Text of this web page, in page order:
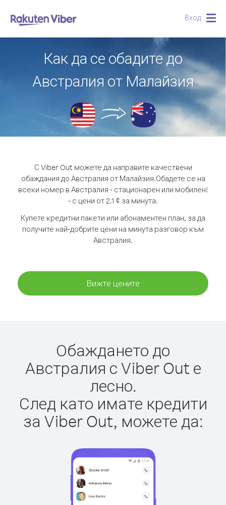
Вход
Как да се обадите до
Австралия от Малайзия
С Viber Out можете да направите качествени
обаждания до Австралия от Малайзия.Обадете се на
всеки номер в Австралия - стационарен или мобилен!
- с цени от 2.1 ¢ за минута.
Купете кредитни пакети или абонаментен план, за да
получите най-добрите цени на минута разговор към
Австралия.
Вижте цените
Обаждането до
Австралия с Viber Out е
лесно.
След като имате кредити
за Viber Out, можете да: